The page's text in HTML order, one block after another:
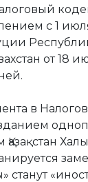
с 1
от 18
в
станут